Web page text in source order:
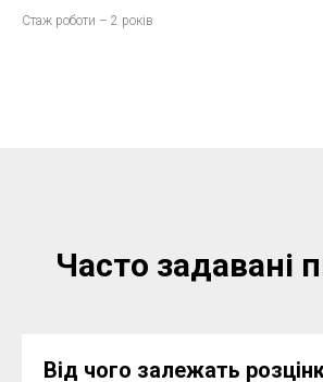
Стаж роботи – 2 років
Часто задавані
Від чого залежать